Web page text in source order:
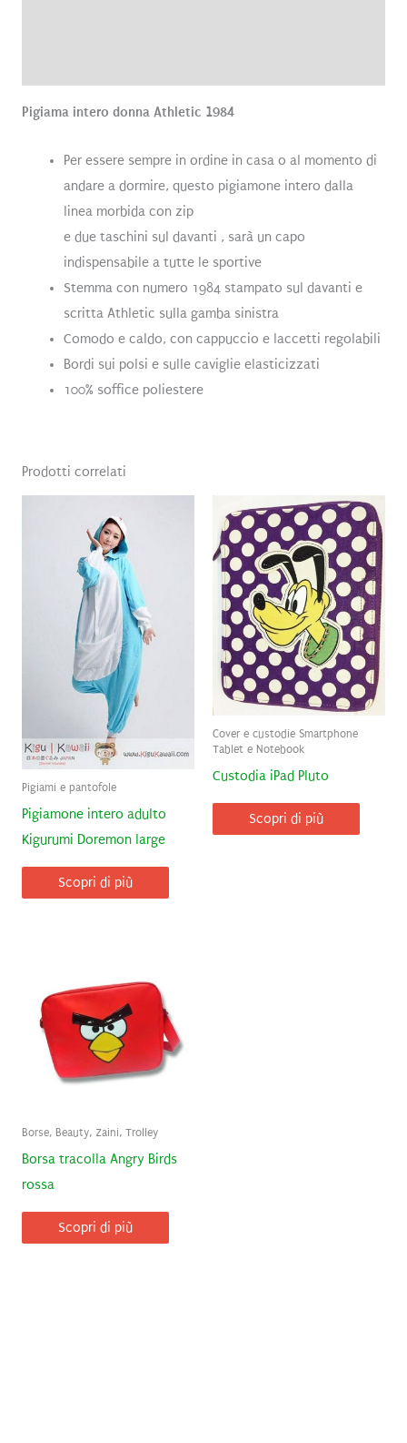
Pigiama intero donna Athletic 1984
Per essere sempre in ordine in casa o al momento di
andare a dormire, questo pigiamone intero dalla
linea morbida con zip
e due taschini sul davanti , sarà un capo
indispensabile a tutte le sportive
Stemma con numero 1984 stampato sul davanti e
scritta Athletic sulla gamba sinistra
Comodo e caldo, con cappuccio e laccetti regolabili
Bordi sui polsi e sulle caviglie elasticizzati
100% soffice poliestere
Prodotti correlati
Pigiami e pantofole
Pigiamone intero adulto
Kigurumi Doremon large
Scopri di più
Cover e custodie Smartphone
Tablet e Notebook
Custodia iPad Pluto
Scopri di più
Borse, Beauty, Zaini, Trolley
Borsa tracolla Angry Birds
rossa
Scopri di più